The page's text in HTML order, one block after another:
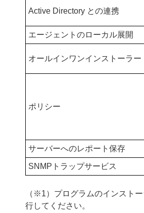
Active Directory との連携
エージェントのローカル展開
オールインワンインストーラー
ポリシー
サーバーへのレポート保存
SNMPトラップサービス
（※1）プログラムのインスト
行してください。